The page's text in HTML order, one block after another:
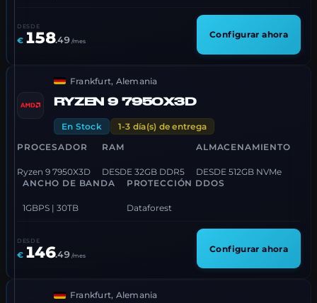
DESDE
€ 158.49 /mes
Configurar ahora
Frankfurt, Alemania
RYZEN 9 7950X3D
En Stock
1-3 día(s) de entrega
PROCESADOR
Ryzen 9 7950X3D
RAM
DESDE 32GB DDR5
ALMACENAMIENTO
DESDE 512GB NVMe
ANCHO DE BANDA
1GBPS | 30TB
PROTECCIÓN DDOS
Dataforest
DESDE
€ 146.49 /mes
Configurar ahora
Frankfurt, Alemania